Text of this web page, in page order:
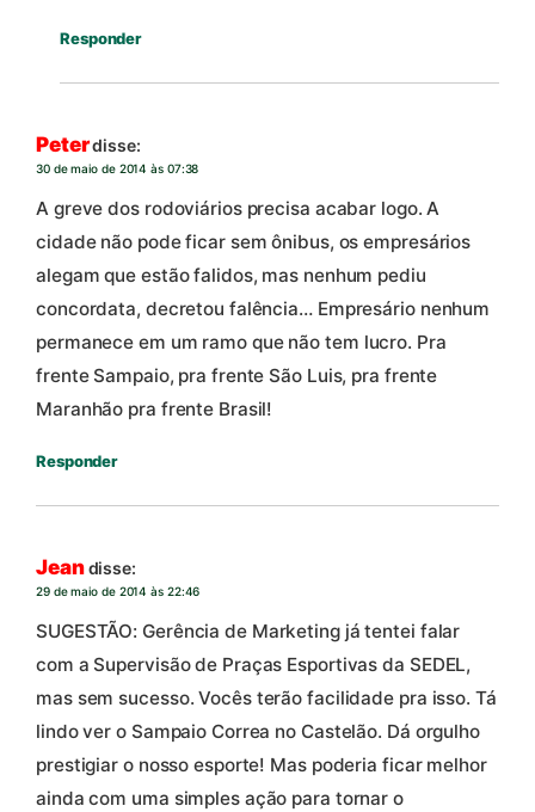
Responder
Peterdisse:
30 de maio de 2014 às 07:38
A greve dos rodoviários precisa acabar logo. A
cidade não pode ficar sem ônibus, os empresários
alegam que estão falidos, mas nenhum pediu
concordata, decretou falência… Empresário nenhum
permanece em um ramo que não tem lucro. Pra
frente Sampaio, pra frente São Luis, pra frente
Maranhão pra frente Brasil!
Responder
Jeandisse:
29 de maio de 2014 às 22:46
SUGESTÃO: Gerência de Marketing já tentei falar
com a Supervisão de Praças Esportivas da SEDEL,
mas sem sucesso. Vocês terão facilidade pra isso. Tá
lindo ver o Sampaio Correa no Castelão. Dá orgulho
prestigiar o nosso esporte! Mas poderia ficar melhor
ainda com uma simples ação para tornar o